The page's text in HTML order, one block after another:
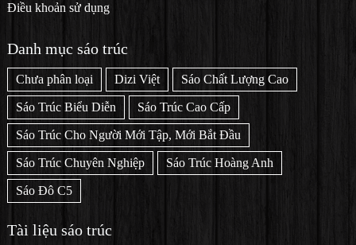
Điều khoản sử dụng
Danh mục sáo trúc
Chưa phân loại Dizi Việt Sáo Chất Lượng Cao
Sáo Trúc Biểu Diễn Sáo Trúc Cao Cấp
Sáo Trúc Cho Người Mới Tập, Mới Bắt Đầu
Sáo Trúc Chuyên Nghiệp Sáo Trúc Hoàng Anh
Sáo Đô C5
Tài liệu sáo trúc